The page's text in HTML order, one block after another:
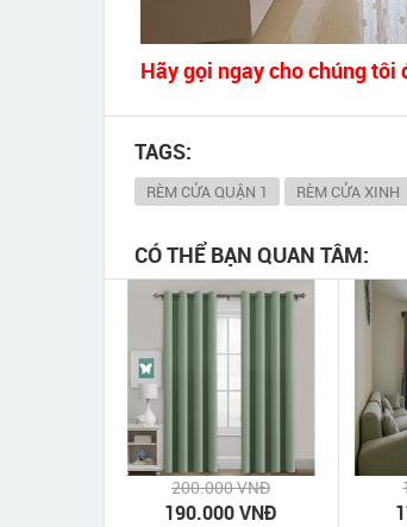
Hãy gọi ngay cho chúng tôi
TAGS:
RÈM CỬA QUẬN 1 RÈM CỬA XINH
CÓ THỂ BẠN QUAN TÂM:
200.000 VNĐ
190.000 VNĐ